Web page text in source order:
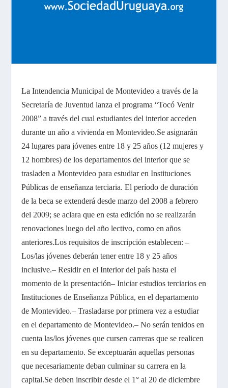
La Intendencia Municipal de Montevideo a través de la
Secretaría de Juventud lanza el programa “Tocó Venir
2008” a través del cual estudiantes del interior acceden
durante un año a vivienda en Montevideo.Se asignarán
24 lugares para jóvenes entre 18 y 25 años (12 mujeres y
12 hombres) de los departamentos del interior que se
trasladen a Montevideo para estudiar en Instituciones
Públicas de enseñanza terciaria. El período de duración
de la beca se extenderá desde marzo del 2008 a febrero
del 2009; se aclara que en esta edición no se realizarán
renovaciones luego del año lectivo, como en años
anteriores.Los requisitos de inscripción establecen:–
Los/las jóvenes deberán tener entre 18 y 25 años
inclusive.– Residir en el Interior del país hasta el
momento de la presentación– Iniciar estudios terciarios en
Instituciones de Enseñanza Pública, en el departamento
de Montevideo.– Trasladarse por primera vez a estudiar
en el departamento de Montevideo.– No serán tenidos en
cuenta las/los jóvenes que cursen carreras que se realicen
en su departamento. Se exceptuarán aquellas personas
que necesariamente deban culminar su carrera en la
capital.Se deben inscribir desde el 1° al 20 de diciembre